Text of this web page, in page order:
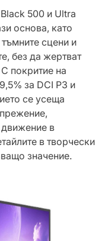
500 и Ultra
основа, като
тъмните сцени и
без да жертват
покритие на
за DCI P3 и
се усеща
движение в
в творчески
значение.